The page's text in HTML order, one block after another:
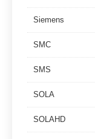
Siemens
SMC
SMS
SOLA
SOLAHD